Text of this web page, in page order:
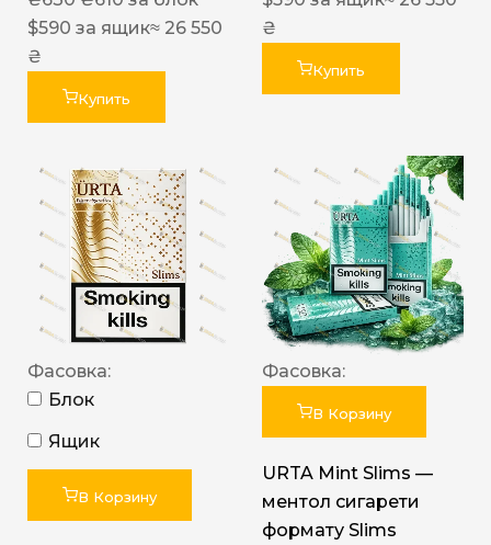
$590 за ящик≈ 26 550
₴
Купить
₴
Купить
Фасовка:
Блок
Ящик
В Корзину
Фасовка:
В Корзину
URTA Mint Slims —
ментол сигарети
формату Slims